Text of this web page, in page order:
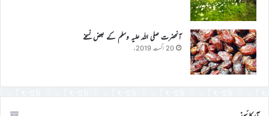
آنحضرت صلی اللہ علیہ وسلم کے بعض نسخے
20 اگست 2019ء